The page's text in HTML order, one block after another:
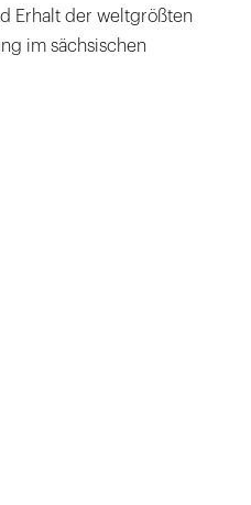
Erhalt der weltgrößten
im sächsischen